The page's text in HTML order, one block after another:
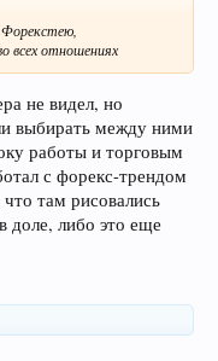
всех отношениях
не видел, но
выбирать между ними
работы и торговым
с форекс-трендом
там рисовались
доле, либо это еще